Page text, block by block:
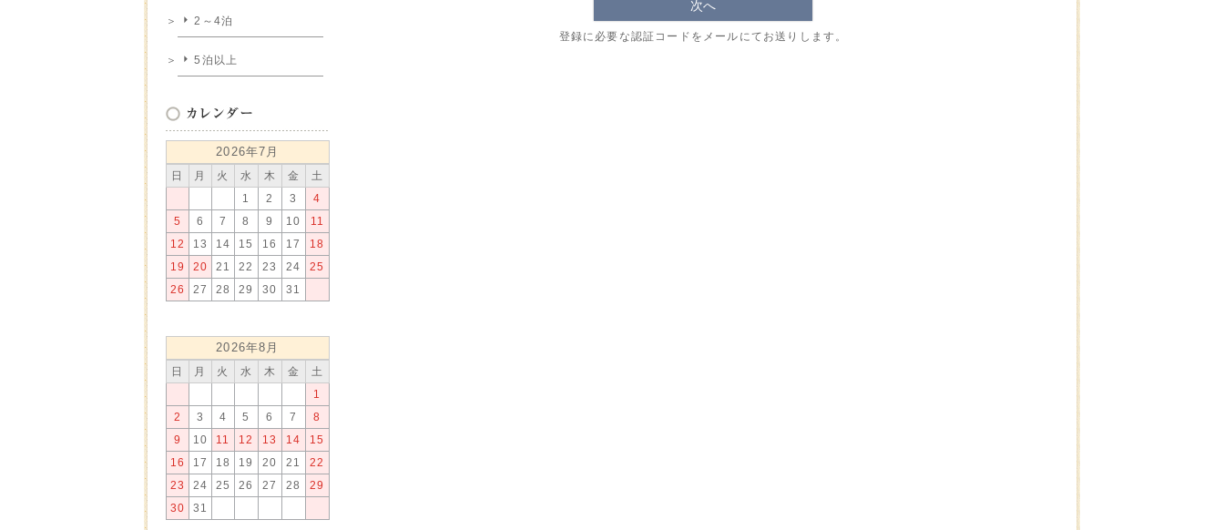
2～4泊
5泊以上
2026年7月
日 月 火 水 木 金
土
1
2 3
4
5
6 7 8 9 10
11
12
13 14 15 16 17
18
19
20 21 22 23 24
25
26
27 28 29 30 31
2026年8月
日 月 火 水 木 金
土
1
2
3 4 5 6 7
8
9
10 11 12 13 14
15
16
17 18 19 20 21
22
23
24 25 26 27 28
29
30
31
次へ
登録に必要な認証コードをメールにてお送りします。